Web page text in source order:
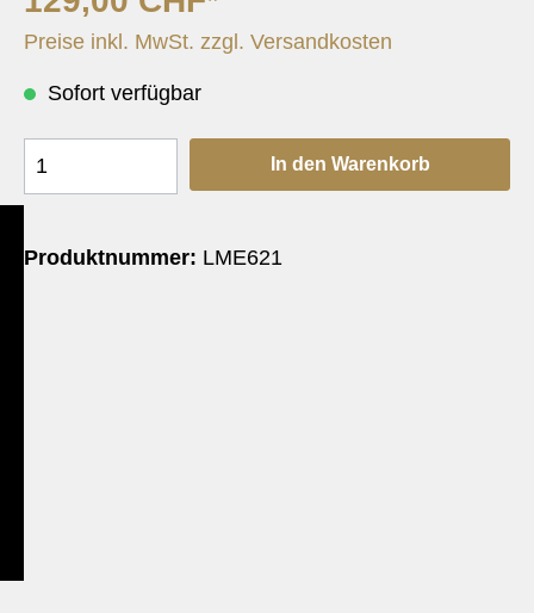
Preise inkl. MwSt. zzgl. Versandkosten
Sofort verfügbar
In den Warenkorb
Produktnummer: LME621